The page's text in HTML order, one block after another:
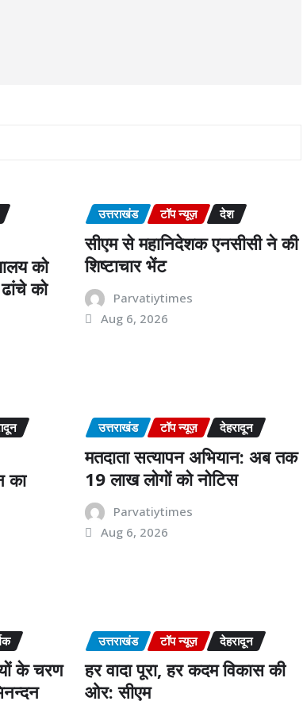
को
को
उत्तराखंड टॉप न्यूज़ देश
सीएम से महानिदेशक एनसीसी ने की
शिष्टाचार भेंट
Parvatiytimes
Aug 6, 2026
का
उत्तराखंड टॉप न्यूज़ देहरादून
मतदाता सत्यापन अभियान: अब तक
19 लाख लोगों को नोटिस
Parvatiytimes
Aug 6, 2026
के चरण
उत्तराखंड टॉप न्यूज़ देहरादून
हर वादा पूरा, हर कदम विकास की
ओर: सीएम